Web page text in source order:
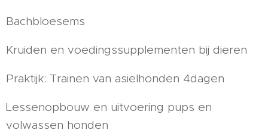
Bachbloesems
Kruiden en voedingssupplementen bij dieren
Praktijk: Trainen van asielhonden 4dagen
Lessenopbouw en uitvoering pups en
volwassen honden